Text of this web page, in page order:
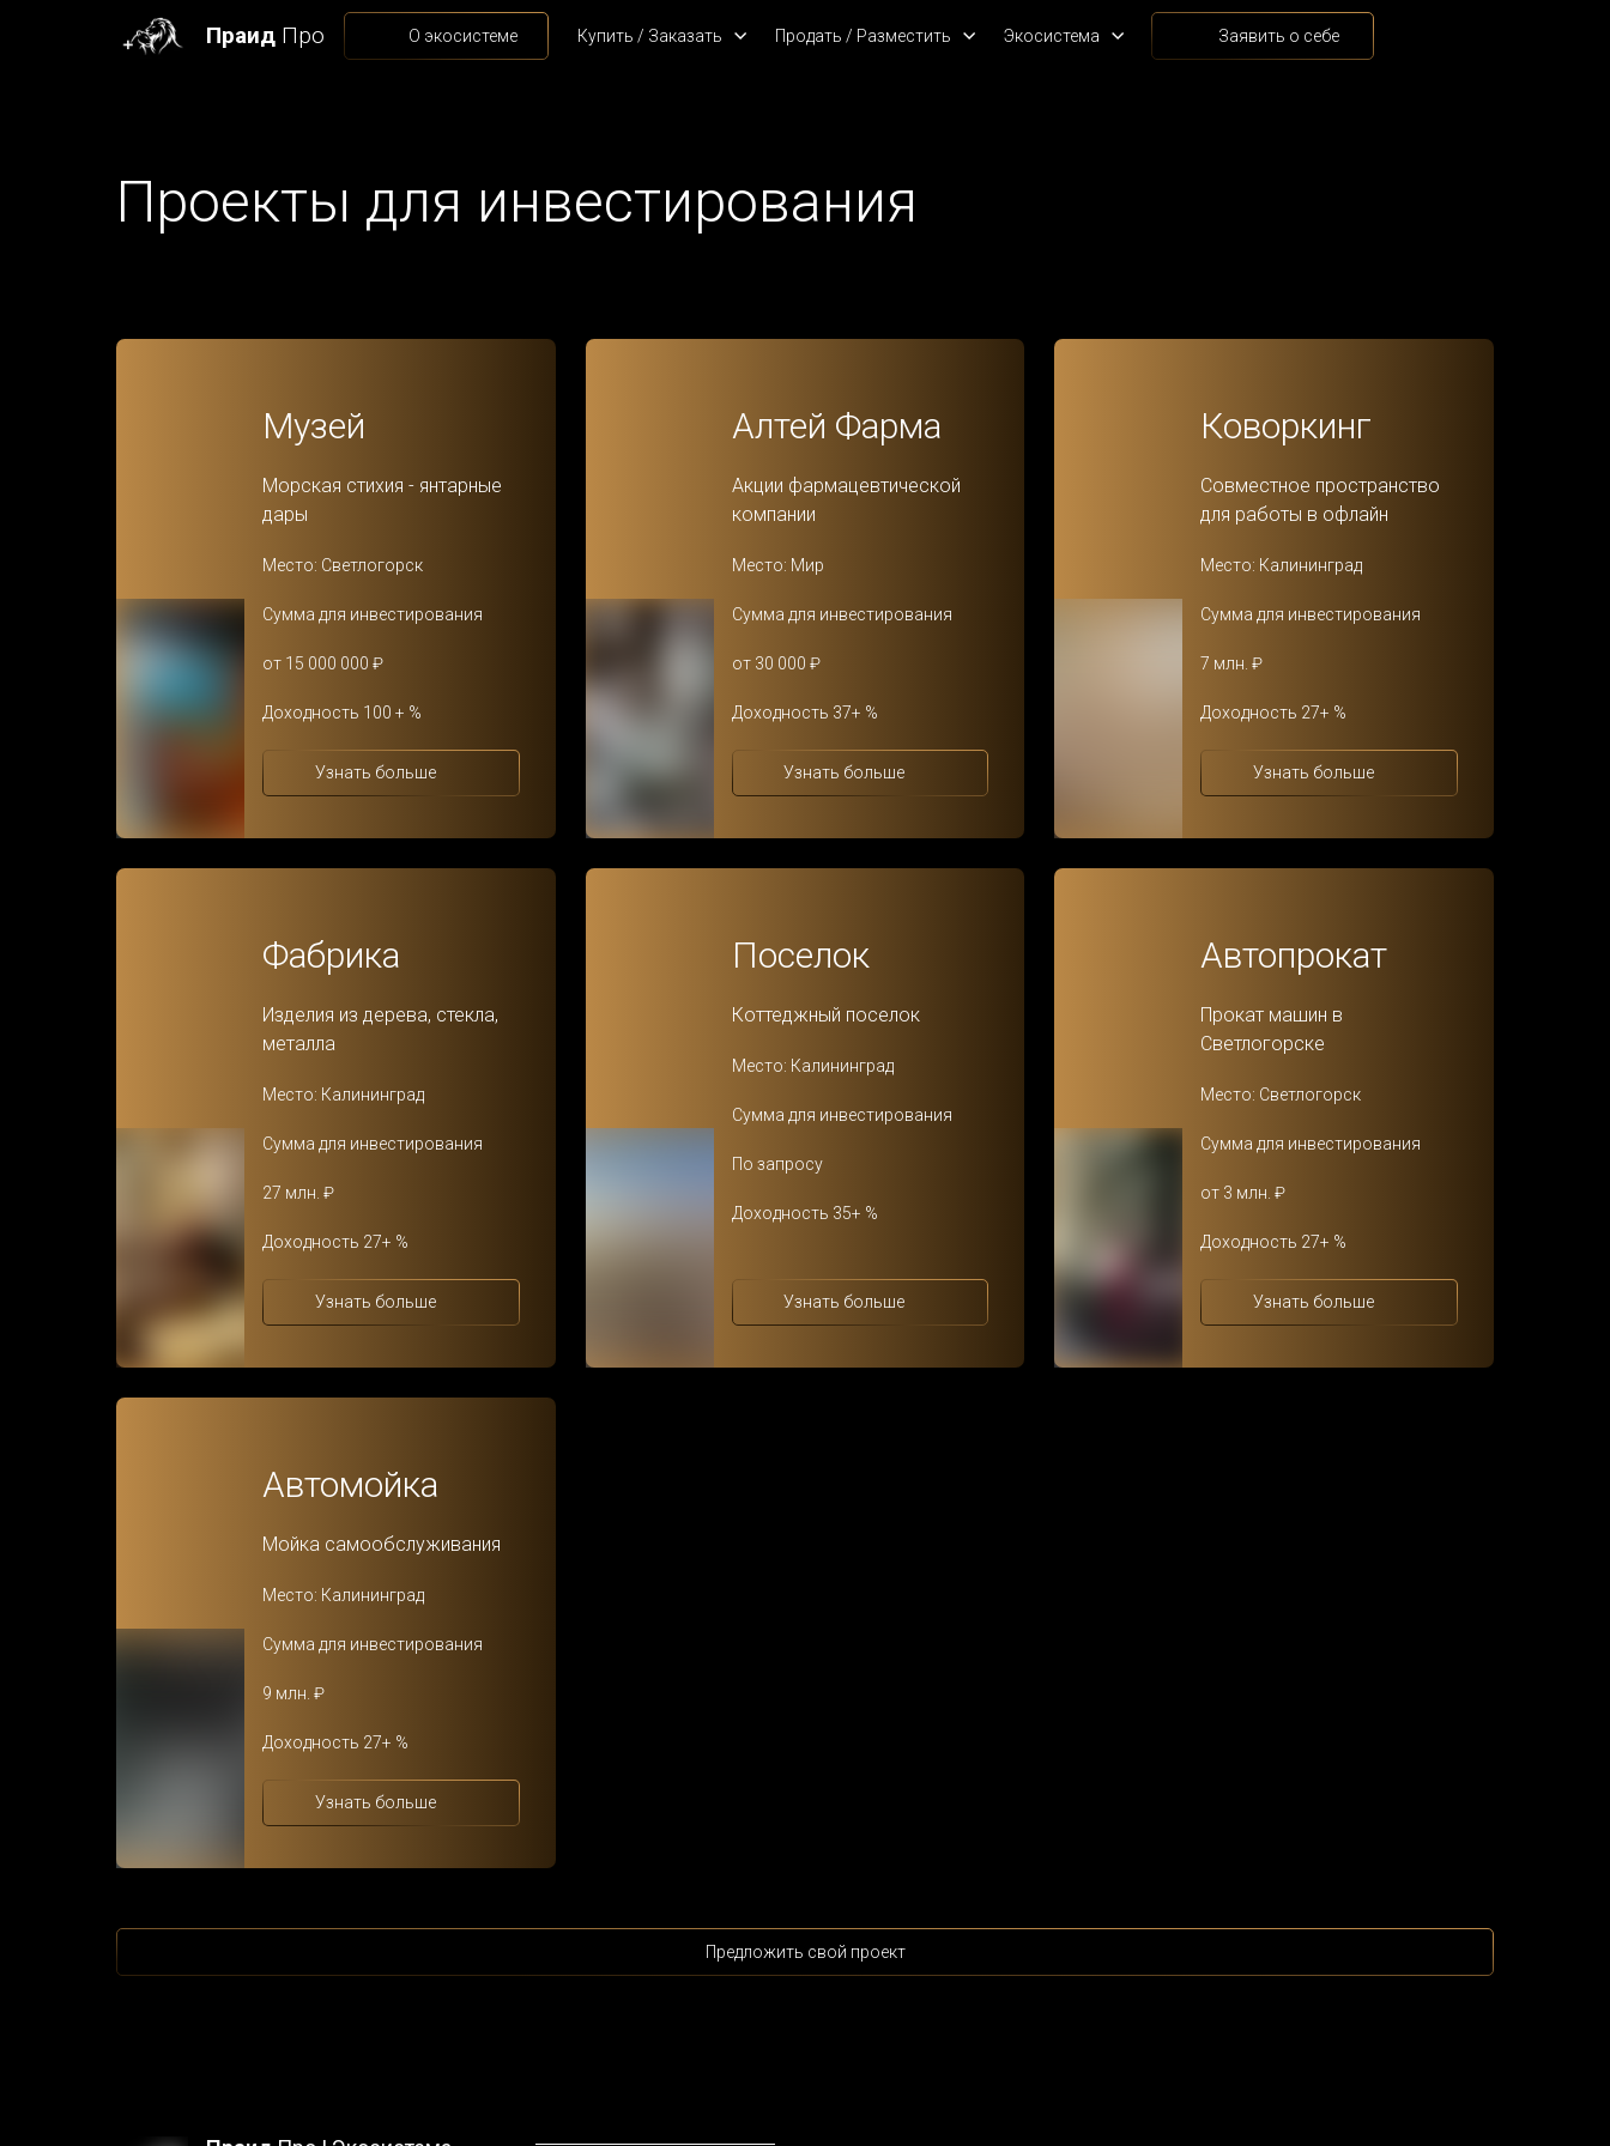
Праид Про О экосистеме Купить / Заказать Продать / Разместить Экосистема Заявить о себе
Проекты для инвестирования
Музей
Морская стихия - янтарные
дары
Место: Светлогорск
Сумма для инвестирования
от 15 000 000 ₽
Доходность 100 + %
Узнать больше
Алтей Фарма
Акции фармацевтической
компании
Место: Мир
Сумма для инвестирования
от 30 000 ₽
Доходность 37+ %
Узнать больше
Коворкинг
Совместное пространство
для работы в офлайн
Место: Калининград
Сумма для инвестирования
7 млн. ₽
Доходность 27+ %
Узнать больше
Фабрика
Изделия из дерева, стекла,
металла
Место: Калининград
Сумма для инвестирования
27 млн. ₽
Доходность 27+ %
Узнать больше
Поселок
Коттеджный поселок
Место: Калининград
Сумма для инвестирования
По запросу
Доходность 35+ %
Узнать больше
Автопрокат
Прокат машин в
Светлогорске
Место: Светлогорск
Сумма для инвестирования
от 3 млн. ₽
Доходность 27+ %
Узнать больше
Автомойка
Мойка самообслуживания
Место: Калининград
Сумма для инвестирования
9 млн. ₽
Доходность 27+ %
Узнать больше
Предложить свой проект